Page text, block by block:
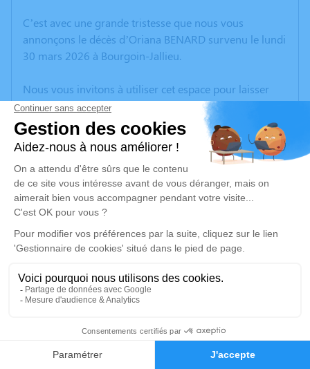
Faire-part Hommages
C’est avec une grande tristesse que nous vous
annonçons le décès d’Oriana BENARD survenu le lundi
30 mars 2026 à Bourgoin-Jallieu.
Nous vous invitons à utiliser cet espace pour laisser
vos condoléances, partager des photos souvenirs, une
anecdote ou exprimer vos pensées à travers des
poèmes ou des textes. Cet endroit est un lieu
d'expression dédié à honorer la mémoire d’Oriana
BENARD.
Un service de plantation d’arbre hommage est
disponible ici.
Je rends hommage
Cérémonie
Eglise de Ruy Place de l'église
38300 Ruy-Montceau